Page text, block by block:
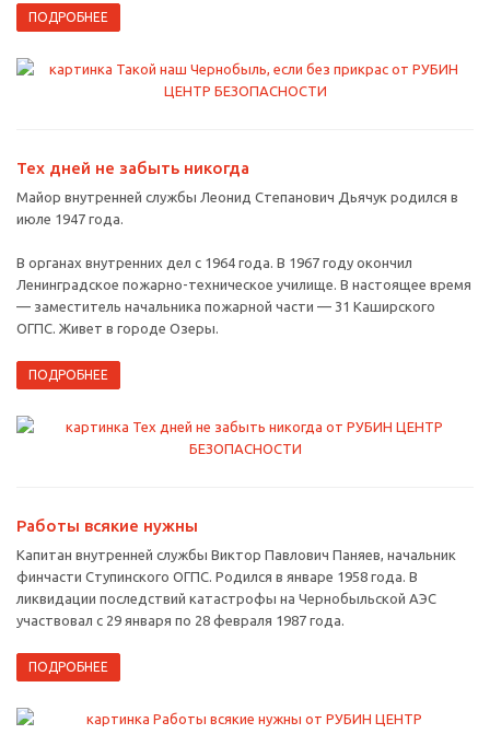
ПОДРОБНЕЕ
Тех дней не забыть никогда
Майор внутренней службы Леонид Степанович Дьячук родился в
июле 1947 года.
В органах внутренних дел с 1964 года. В 1967 году окончил
Ленинградское пожарно-техническое училище. В настоящее время
— заместитель начальника пожарной части — 31 Каширского
ОГПС. Живет в городе Озеры.
ПОДРОБНЕЕ
Работы всякие нужны
Капитан внутренней службы Виктор Павлович Паняев, начальник
финчасти Ступинского ОГПС. Родился в январе 1958 года. В
ликвидации последствий катастрофы на Чернобыльской АЭС
участвовал с 29 января по 28 февраля 1987 года.
ПОДРОБНЕЕ